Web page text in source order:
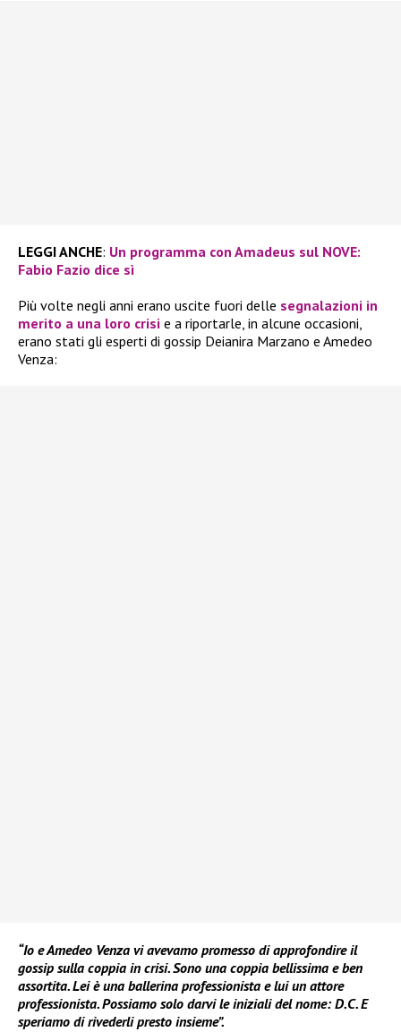
LEGGI ANCHE: Un programma con Amadeus sul NOVE:
Fabio Fazio dice sì
Più volte negli anni erano uscite fuori delle segnalazioni in
merito a una loro crisi e a riportarle, in alcune occasioni,
erano stati gli esperti di gossip Deianira Marzano e Amedeo
Venza:
“Io e Amedeo Venza vi avevamo promesso di approfondire il
gossip sulla coppia in crisi. Sono una coppia bellissima e ben
assortita. Lei è una ballerina professionista e lui un attore
professionista. Possiamo solo darvi le iniziali del nome: D.C. E
speriamo di rivederli presto insieme”.